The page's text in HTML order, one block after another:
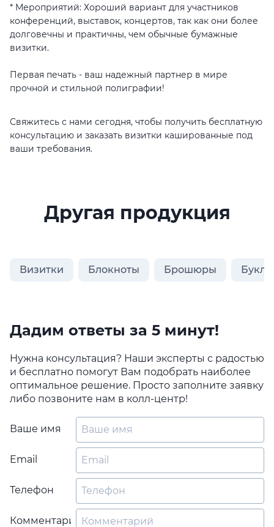
* Мероприятий: Хороший вариант для участников
конференций, выставок, концертов, так как они более
долговечны и практичны, чем обычные бумажные
визитки.
Первая печать - ваш надежный партнер в мире
прочной и стильной полиграфии!
Свяжитесь с нами сегодня, чтобы получить бесплатную
консультацию и заказать визитки кашированные под
ваши требования.
Другая продукция
Визитки Блокноты Брошюры
Дадим ответы за 5 минут!
Нужна консультация? Наши эксперты с радостью
и бесплатно помогут Вам подобрать наиболее
оптимальное решение. Просто заполните заявку
либо позвоните нам в колл-центр!
Ваше имя
Email
Телефон
Комментарий